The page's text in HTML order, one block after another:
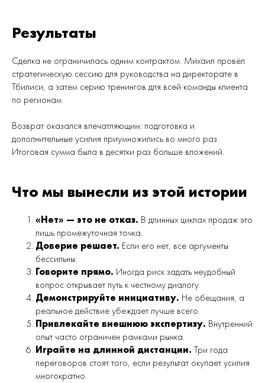
Результаты
Сделка не ограничилась одним контрактом. Михаил провёл
стратегическую сессию для руководства на директорате в
Тбилиси, а затем серию тренингов для всей команды клиента
по регионам.
Возврат оказался впечатляющим: подготовка и
дополнительные усилия приумножились во много раз.
Итоговая сумма была в десятки раз больше вложений.
Что мы вынесли из этой истории
«Нет» — это не отказ. В длинных циклах продаж это
лишь промежуточная точка.
Доверие решает. Если его нет, все аргументы
бессильны.
Говорите прямо. Иногда риск задать неудобный
вопрос открывает путь к честному диалогу.
Демонстрируйте инициативу. Не обещания, а
реальное действие убеждает лучше всего.
Привлекайте внешнюю экспертизу. Внутренний
опыт часто ограничен рамками рынка.
Играйте на длинной дистанции. Три года
переговоров стоят того, если результат окупает усилия
многократно.